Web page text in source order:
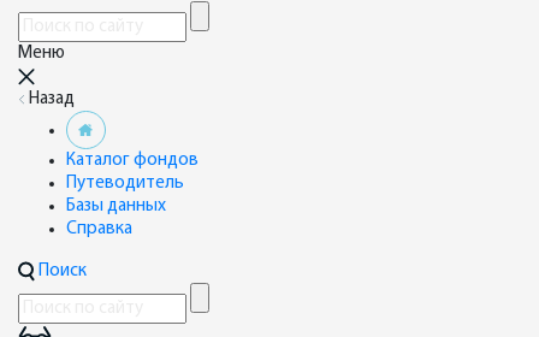
Меню
Назад
Каталог фондов
Путеводитель
Базы данных
Справка
Поиск